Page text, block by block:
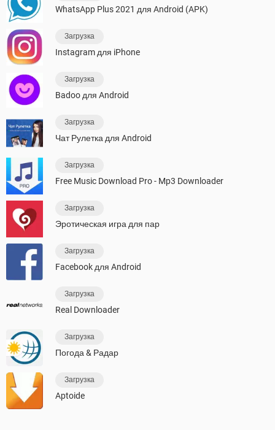
WhatsApp Plus 2021 для Android (APK)
Загрузка
Instagram для iPhone
Загрузка
Badoo для Android
Загрузка
Чат Рулетка для Android
Загрузка
Free Music Download Pro - Mp3 Downloader
Загрузка
Эротическая игра для пар
Загрузка
Facebook для Android
Загрузка
Real Downloader
Загрузка
Погода & Радар
Загрузка
Aptoide